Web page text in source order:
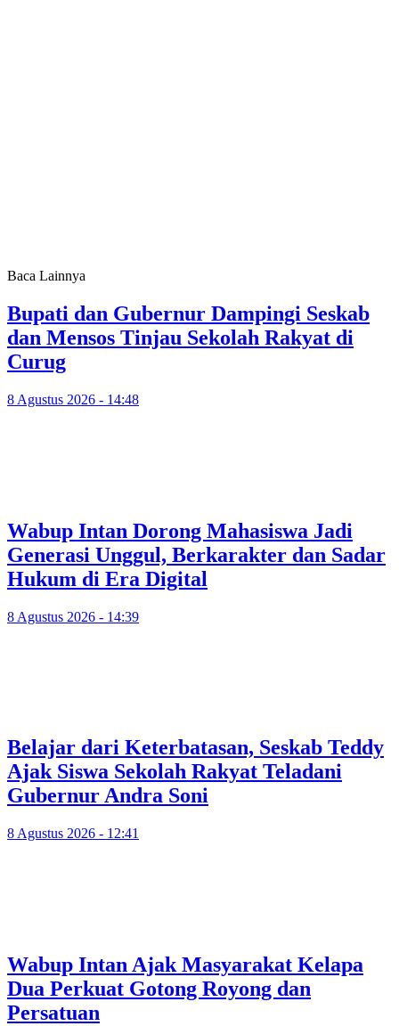
Baca Lainnya
Bupati dan Gubernur Dampingi Seskab
dan Mensos Tinjau Sekolah Rakyat di
Curug
8 Agustus 2026 - 14:48
Wabup Intan Dorong Mahasiswa Jadi
Generasi Unggul, Berkarakter dan Sadar
Hukum di Era Digital
8 Agustus 2026 - 14:39
Belajar dari Keterbatasan, Seskab Teddy
Ajak Siswa Sekolah Rakyat Teladani
Gubernur Andra Soni
8 Agustus 2026 - 12:41
Wabup Intan Ajak Masyarakat Kelapa
Dua Perkuat Gotong Royong dan
Persatuan